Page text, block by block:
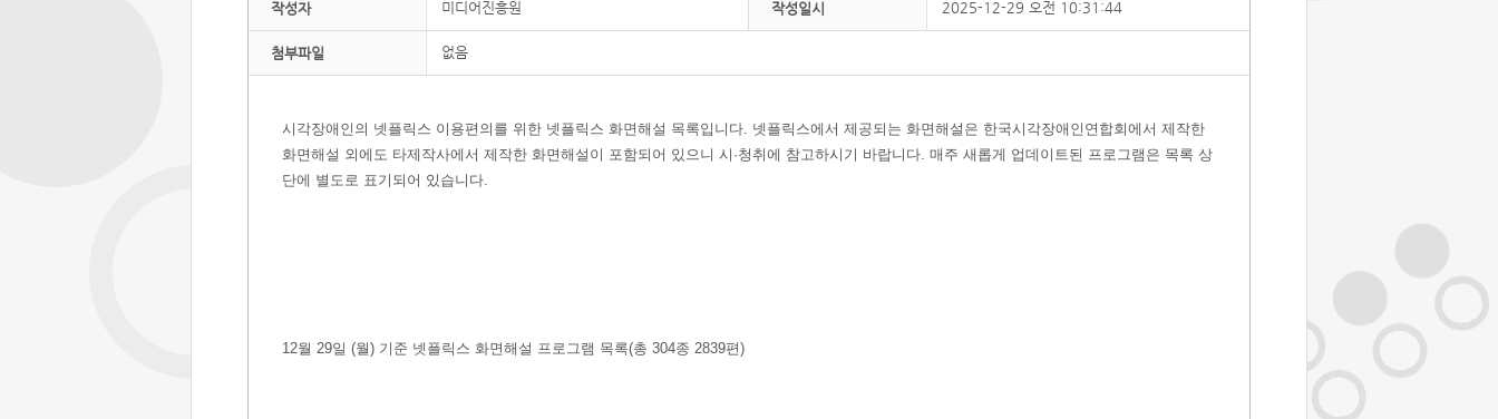
작성자 미디어진흥원 작성일시 2025-12-29 오전 10:31:44
첨부파일 없음
시각장애인의 넷플릭스 이용편의를 위한 넷플릭스 화면해설 목록입니다. 넷플릭스에서 제공되는 화면해설은 한국시각장애인연합회에서 제작한
화면해설 외에도 타제작사에서 제작한 화면해설이 포함되어 있으니 시·청취에 참고하시기 바랍니다. 매주 새롭게 업데이트된 프로그램은 목록 상
단에 별도로 표기되어 있습니다.
​12월 29일 (월) 기준 넷플릭스 화면해설 프로그램 목록(총 304종 2839편)